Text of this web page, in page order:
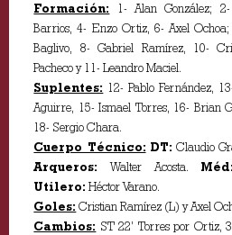
Formación: 1- Alan González;
Barrios, 4- Enzo Ortiz, 6- Axel Ochoa;
Baglivo, 8- Gabriel Ramírez, 10-
Pacheco y 11- Leandro Maciel.
Suplentes: 12- Pablo Fernández,
Aguirre, 15- Ismael Torres, 16- Brian
18- Sergio Chara.
Cuerpo Técnico: DT: Claudio
Arqueros: Walter Acosta.
Utilero: Héctor Varano.
Goles: Cristian Ramírez (L) y Axel
Cambios: ST 22’ Torres por Ortiz,